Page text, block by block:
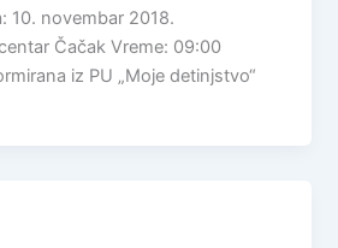
10. novembar 2018.
Čačak Vreme: 09:00
iz PU „Moje detinjstvo“